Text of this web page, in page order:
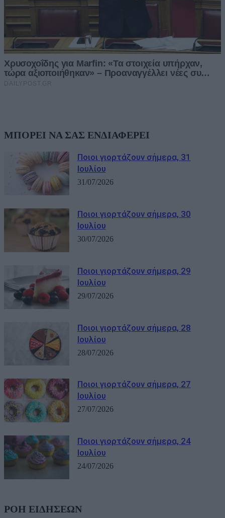
ΜΠΟΡΕΙ ΝΑ ΣΑΣ ΕΝΔΙΑΦΕΡΕΙ
Ποιοι γιορτάζουν σήμερα, 31
Ιουλίου
31/07/2026
Ποιοι γιορτάζουν σήμερα, 30
Ιουλίου
30/07/2026
Ποιοι γιορτάζουν σήμερα, 29
Ιουλίου
29/07/2026
Ποιοι γιορτάζουν σήμερα, 28
Ιουλίου
28/07/2026
Ποιοι γιορτάζουν σήμερα, 27
Ιουλίου
27/07/2026
Ποιοι γιορτάζουν σήμερα, 24
Ιουλίου
24/07/2026
ΡΟΗ ΕΙΔΗΣΕΩΝ